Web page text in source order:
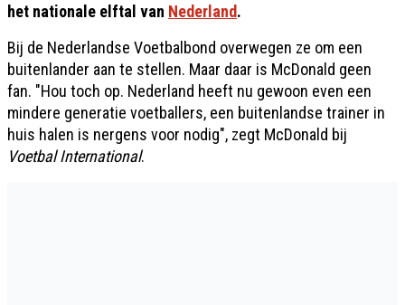
het nationale elftal van Nederland.
Bij de Nederlandse Voetbalbond overwegen ze om een
buitenlander aan te stellen. Maar daar is McDonald geen
fan. "Hou toch op. Nederland heeft nu gewoon even een
mindere generatie voetballers, een buitenlandse trainer in
huis halen is nergens voor nodig", zegt McDonald bij
Voetbal International.